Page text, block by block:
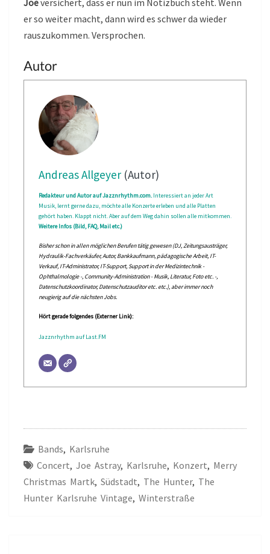
Joeversichert, dass er nun im Notizbuch steht. Wenn
er so weiter macht, dann wird es schwer da wieder
rauszukommen. Versprochen.
Autor
Andreas Allgeyer(Autor)
Redakteur und Autor auf Jazznrhythm.com.Interessiert an jeder Art
Musik, lernt gerne dazu, möchte alle Konzerte erleben und alle Platten
gehört haben. Klappt nicht. Aber auf dem Weg dahin sollen alle mitkommen.
Weitere Infos (Bild, FAQ, Mail etc.)
Bisher schon in allen möglichen Berufen tätig gewesen (DJ, Zeitungsausträger,
Hydraulik-Fachverkäufer, Autor, Bankkaufmann, pädagogische Arbeit, IT-
Verkauf, IT-Administrator, IT-Support, Support in der Medizintechnik -
Ophthalmologie -, Community-Administration - Musik, Literatur, Foto etc. -,
Datenschutzkoordinator, Datenschutzauditor etc. etc.), aber immer noch
neugierig auf die nächsten Jobs.
Hört gerade folgendes (Externer Link):
Jazznrhythm auf Last.FM
Bands, Karlsruhe
Concert, Joe Astray, Karlsruhe, Konzert, Merry
Christmas Martk, Südstadt, The Hunter, The
Hunter Karlsruhe Vintage, Winterstraße